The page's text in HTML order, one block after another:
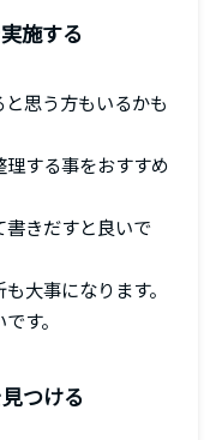
施する
思う方もいるかも
する事をおすすめ
きだすと良いで
大事になります。
す。
つける